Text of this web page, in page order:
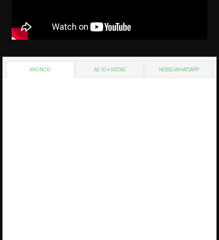
ANÚNCIO AS 10 + VISTAS NOSSO WHATSAPP